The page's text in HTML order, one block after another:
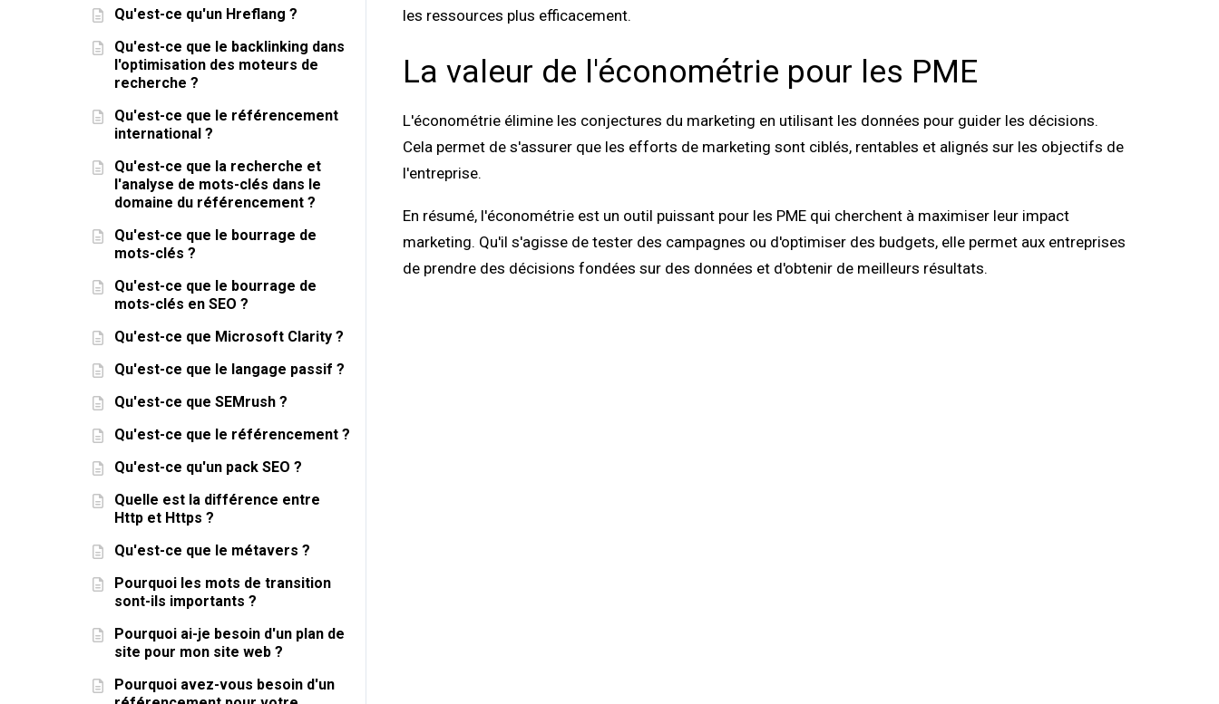
Qu'est-ce qu'un Hreflang ?
Qu'est-ce que le backlinking dans
l'optimisation des moteurs de
recherche ?
Qu'est-ce que le référencement
international ?
Qu'est-ce que la recherche et
l'analyse de mots-clés dans le
domaine du référencement ?
Qu'est-ce que le bourrage de
mots-clés ?
Qu'est-ce que le bourrage de
mots-clés en SEO ?
Qu'est-ce que Microsoft Clarity ?
Qu'est-ce que le langage passif ?
Qu'est-ce que SEMrush ?
Qu'est-ce que le référencement ?
Qu'est-ce qu'un pack SEO ?
Quelle est la différence entre
Http et Https ?
Qu'est-ce que le métavers ?
Pourquoi les mots de transition
sont-ils importants ?
Pourquoi ai-je besoin d'un plan de
site pour mon site web ?
Pourquoi avez-vous besoin d'un
les ressources plus efficacement.
La valeur de l'économétrie pour les PME
L'économétrie élimine les conjectures du marketing en utilisant les données pour guider les décisions.
Cela permet de s'assurer que les efforts de marketing sont ciblés, rentables et alignés sur les objectifs de
l'entreprise.
En résumé, l'économétrie est un outil puissant pour les PME qui cherchent à maximiser leur impact
marketing. Qu'il s'agisse de tester des campagnes ou d'optimiser des budgets, elle permet aux entreprises
de prendre des décisions fondées sur des données et d'obtenir de meilleurs résultats.